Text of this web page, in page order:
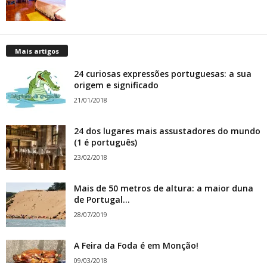
Mais artigos
24 curiosas expressões portuguesas: a sua
origem e significado
21/01/2018
24 dos lugares mais assustadores do mundo
(1 é português)
23/02/2018
Mais de 50 metros de altura: a maior duna
de Portugal...
28/07/2019
A Feira da Foda é em Monção!
09/03/2018